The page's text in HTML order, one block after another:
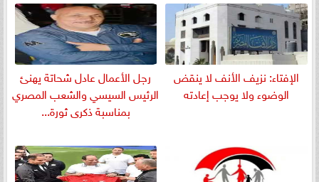
الإفتاء: نزيف الأنف لا ينقض
الوضوء ولا يوجب إعادته
رجل الأعمال عادل شحاتة يهنئ
الرئيس السيسي والشعب المصري
بمناسبة ذكرى ثورة...